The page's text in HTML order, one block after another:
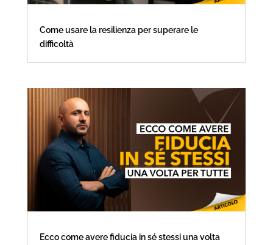
Come usare la resilienza per superare le
difficoltà
Ecco come avere fiducia in sé stessi una volta